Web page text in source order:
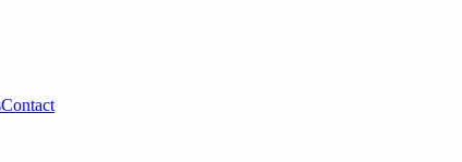
Contact